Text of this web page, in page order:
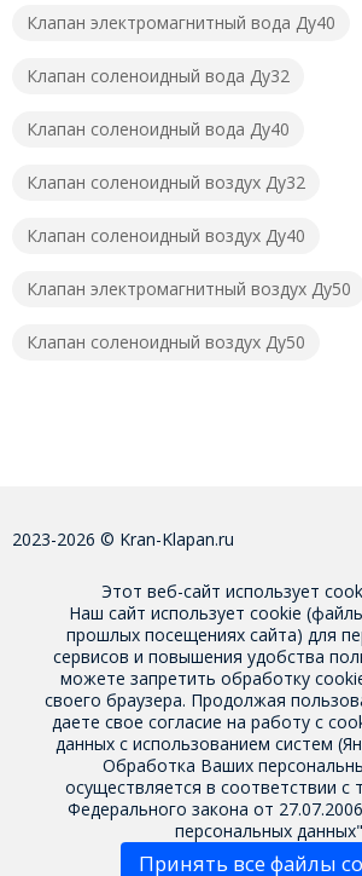
Клапан электромагнитный вода Ду40
Клапан соленоидный вода Ду32
Клапан соленоидный вода Ду40
Клапан соленоидный воздух Ду32
Клапан соленоидный воздух Ду40
Клапан электромагнитный воздух Ду50
Клапан соленоидный воздух Ду50
2023-2026 © Kran-Klapan.ru
Этот веб-сайт использует
Наш сайт использует cookie
прошлых посещениях сайта) для
сервисов и повышения удобства
можете запретить обработку
своего браузера. Продолжая
даете свое согласие на работу с
данных с использованием систем
Обработка Ваших
осуществляется в соответствии с
Федерального закона от
персональных
Принять все файлы